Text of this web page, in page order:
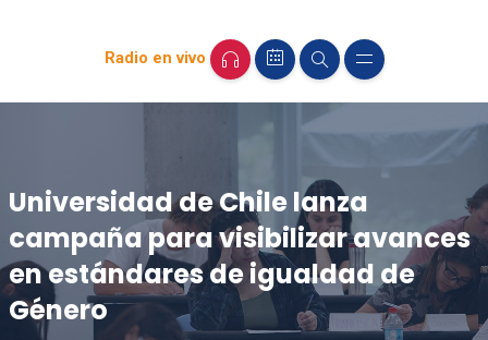
Radio en vivo
Universidad de Chile lanza
campaña para visibilizar avances
en estándares de igualdad de
Género